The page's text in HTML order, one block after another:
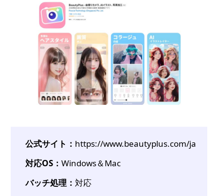
公式サイト： https://www.beautyplus.com/ja
対応OS：Windows＆Mac
バッチ処理：対応